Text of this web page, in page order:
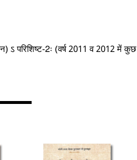
ऽ परिशिष्ट-2ः (वर्ष 2011 व 2012 में कुछ